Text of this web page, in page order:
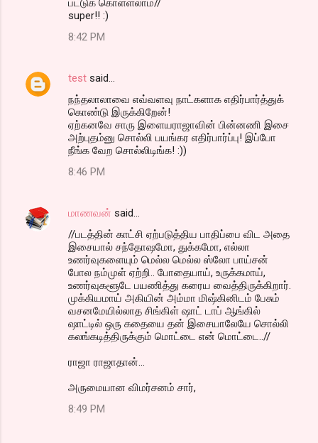
பட்டுக் கொள்ளலாம்//
super!! :)
8:42 PM
test said…
நந்தலாலாவை எவ்வளவு நாட்களாக எதிர்பார்த்துக்
கொண்டு இருக்கிறேன்!
ஏற்கனவே சாரு இளையராஜாவின் பின்னணி இசை
அற்புதம்னு சொல்லி பயங்கர எதிர்பார்ப்பு! இப்போ
நீங்க வேற சொல்லிடிங்க! :))
8:46 PM
மாணவன் said…
//படத்தின் காட்சி ஏற்படுத்திய பாதிப்பை விட அதை
இசையால் சந்தோஷமோ, துக்கமோ, எல்லா
உணர்வுகளையும் மெல்ல மெல்ல ஸ்லோ பாய்சன்
போல நம்முள் ஏற்றி.. போதையாய், உருக்கமாய்,
உணர்வுகளூடே பயணித்து கரைய வைத்திருக்கிறார்.
முக்கியமாய் அகியின் அம்மா மிஷ்கினிடம் பேசும்
வசனமேயில்லாத சிங்கிள் ஷாட் டாப் ஆங்கில்
ஷாட்டில் ஒரு கதையை தன் இசையாலேயே சொல்லி
கலங்கடித்திருக்கும் மொட்டை என் மொட்டை..//
ராஜா ராஜாதான்...
அருமையான விமர்சனம் சார்,
8:49 PM